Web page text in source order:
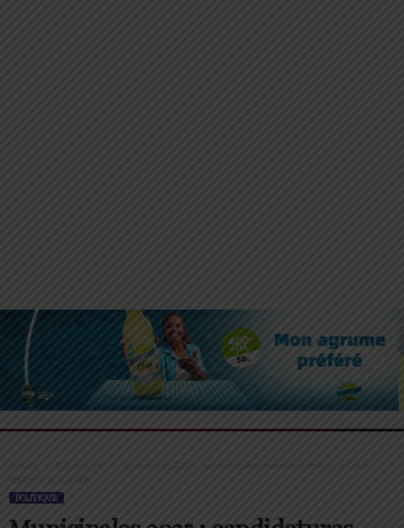
Accueil POLITIQUE
Municipales 2025 : candidatures invalidées, ce que la Cour
reproche aux partis...
POLITIQUE